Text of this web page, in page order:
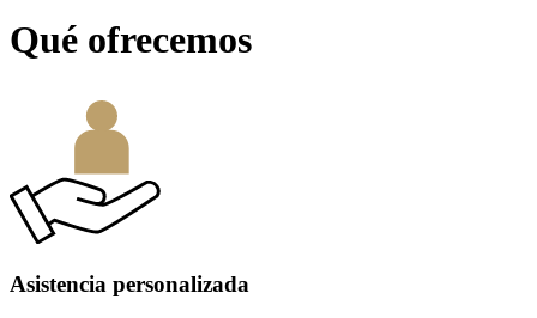
Qué ofrecemos
Asistencia personalizada